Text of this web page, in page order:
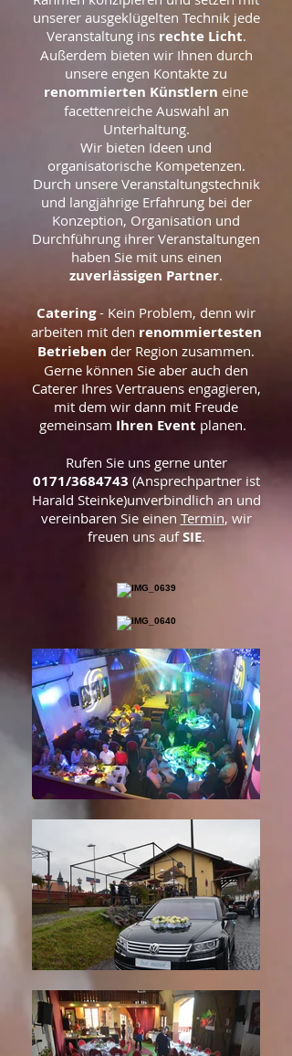
unserer ausgeklügelten Technik jede
Veranstaltung ins rechte Licht.
Außerdem bieten wir Ihnen durch
unsere engen Kontakte zu
renommierten Künstlern eine
facettenreiche Auswahl an
Unterhaltung.
Wir bieten Ideen und
organisatorische Kompetenzen.
Durch unsere Veranstaltungstechnik
und langjährige Erfahrung bei der
Konzeption, Organisation und
Durchführung ihrer Veranstaltungen
haben Sie mit uns einen
zuverlässigen Partner.
Catering- Kein Problem, denn wir
arbeiten mit den renommiertesten
Betrieben der Region zusammen.
Gerne können Sie aber auch den
Caterer Ihres Vertrauens engagieren,
mit dem wir dann mit Freude
gemeinsam Ihren Event planen.
Rufen Sie uns gerne unter
0171/3684743 (Ansprechpartner ist
Harald Steinke)unverbindlich an und
vereinbaren Sie einen Termin, wir
freuen uns aufSIE.